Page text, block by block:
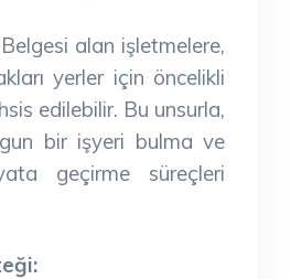
alan işletmelere,
yerler için öncelikli
edilebilir. Bu unsurla,
bir işyeri bulma ve
geçirme süreçleri